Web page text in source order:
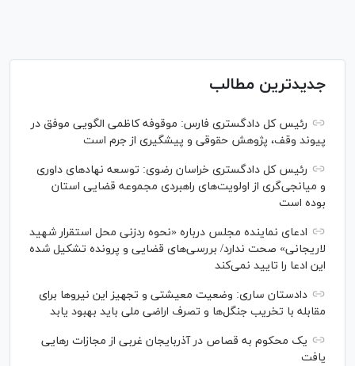
جدیدترین مطالب
رئیس کل دادگستری فارس: موقوفه کاظمی الگویی موفق در
پیوند وقف، پژوهش حقوقی و پیشگیری از جرم است
رئیس کل دادگستری خراسان رضوی: توسعه نهاد‌های داوری
و میانجی‌گری از اولویت‌های راهبردی مجموعه قضایی استان
بوده است
ادعای نماینده مجلس درباره «نحوه ردزنی محل استقرار شهید
لاریجانی» صحت ندارد/ بررسی‌های قضایی و پرونده تشکیل شده
این ادعا را تایید نمی‌کند
دادستان ساری: وضعیت معیشتی و تجهیز این نیرو‌ها برای
مقابله با تخریب جنگل‌ها و تصرف اراضی ملی باید بهبود یابد
یک محکوم به قصاص در آذربایجان‌ غربی از مجازات رهایی
یافت